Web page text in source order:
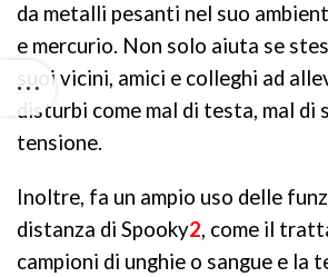
da metalli pesanti nel suo
e mercurio. Non solo aiuta se
suoi vicini, amici e colleghi ad
disturbi come mal di testa, mal di
tensione.
Inoltre, fa un ampio uso delle
distanza di Spooky2, come il
campioni di unghie o sangue e la